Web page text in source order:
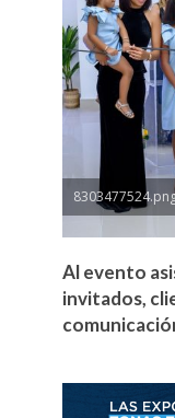
Al evento
invitados,